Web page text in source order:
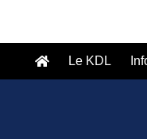
Le KDL